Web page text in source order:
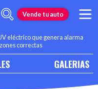
Vende tu auto
eléctrico que genera alarma
correctas
GALERIAS